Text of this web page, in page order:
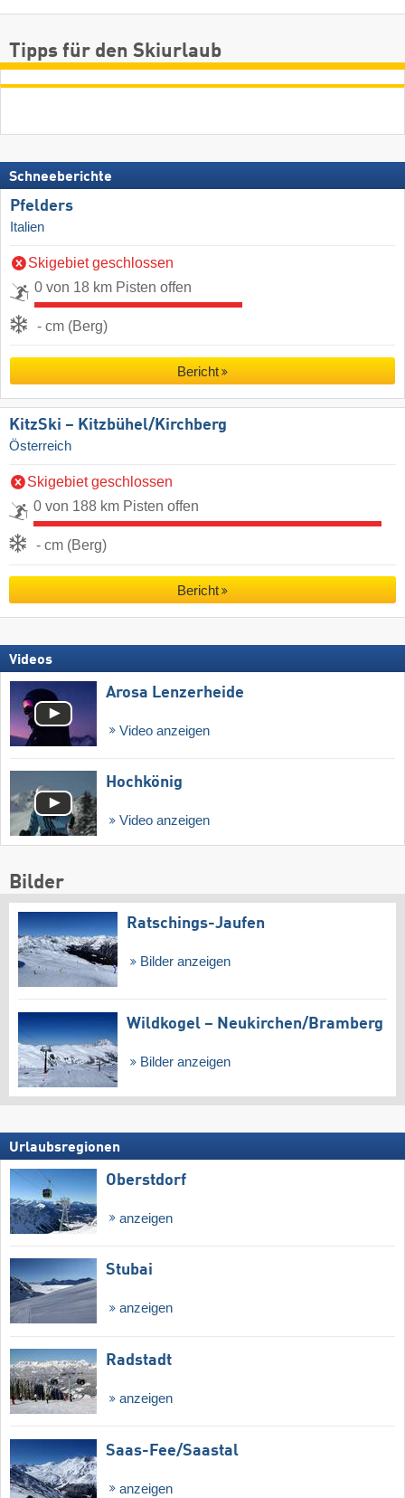
Tipps für den Skiurlaub
Schneeberichte
Pfelders
Italien
Skigebiet geschlossen
0 von 18 km Pisten offen
- cm (Berg)
Bericht
KitzSki – Kitzbühel/​Kirchberg
Österreich
Skigebiet geschlossen
0 von 188 km Pisten offen
- cm (Berg)
Bericht
Videos
Arosa Lenzerheide
Video anzeigen
Hochkönig
Video anzeigen
Bilder
Ratschings-Jaufen
Bilder anzeigen
Wildkogel – Neukirchen/​Bramberg
Bilder anzeigen
Urlaubsregionen
Oberstdorf
anzeigen
Stubai
anzeigen
Radstadt
anzeigen
Saas-Fee/​Saastal
anzeigen